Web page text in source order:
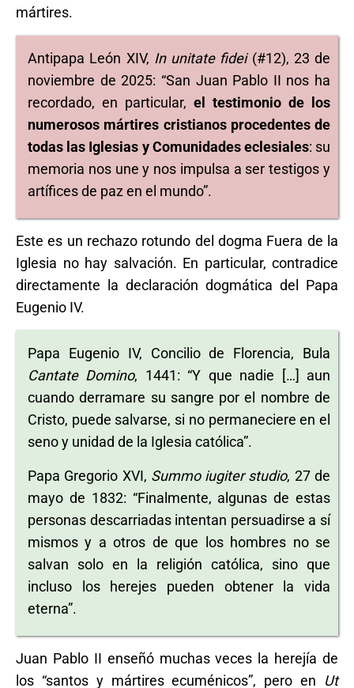
mártires.
Antipapa León XIV, In unitate fidei (#12), 23 de
noviembre de 2025: “San Juan Pablo II nos ha
recordado, en particular, el testimonio de los
numerosos mártires cristianos procedentes de
todas las Iglesias y Comunidades eclesiales: su
memoria nos une y nos impulsa a ser testigos y
artífices de paz en el mundo”.
Este es un rechazo rotundo del dogma Fuera de la
Iglesia no hay salvación. En particular, contradice
directamente la declaración dogmática del Papa
Eugenio IV.
Papa Eugenio IV, Concilio de Florencia, Bula
Cantate Domino, 1441: “Y que nadie […] aun
cuando derramare su sangre por el nombre de
Cristo, puede salvarse, si no permaneciere en el
seno y unidad de la Iglesia católica”.
Papa Gregorio XVI, Summo iugiter studio, 27 de
mayo de 1832: “Finalmente, algunas de estas
personas descarriadas intentan persuadirse a sí
mismos y a otros de que los hombres no se
salvan solo en la religión católica, sino que
incluso los herejes pueden obtener la vida
eterna”.
Juan Pablo II enseñó muchas veces la herejía de
los “santos y mártires ecuménicos”, pero en Ut